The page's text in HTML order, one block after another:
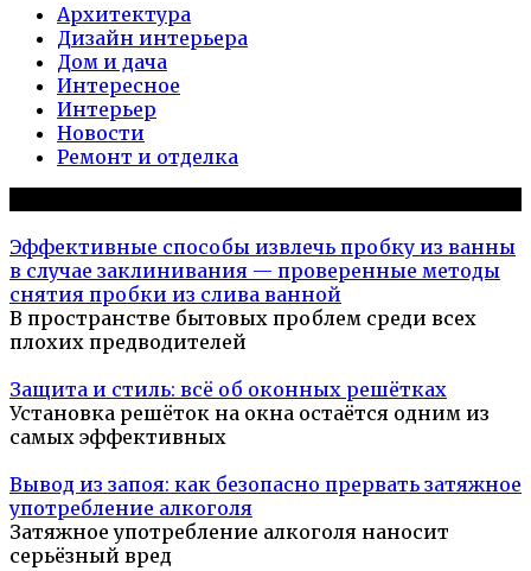
Архитектура
Дизайн интерьера
Дом и дача
Интересное
Интерьер
Новости
Ремонт и отделка
Эффективные способы извлечь пробку из ванны
в случае заклинивания — проверенные методы
снятия пробки из слива ванной
В пространстве бытовых проблем среди всех
плохих предводителей
Защита и стиль: всё об оконных решётках
Установка решёток на окна остаётся одним из
самых эффективных
Вывод из запоя: как безопасно прервать затяжное
употребление алкоголя
Затяжное употребление алкоголя наносит
серьёзный вред